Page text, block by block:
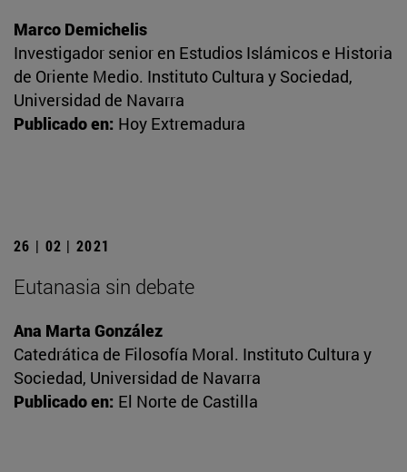
Marco Demichelis
Investigador senior en Estudios Islámicos e Historia
de Oriente Medio. Instituto Cultura y Sociedad,
Universidad de Navarra
Publicado en: Hoy Extremadura
26 | 02 | 2021
Eutanasia sin debate
Ana Marta González
Catedrática de Filosofía Moral. Instituto Cultura y
Sociedad, Universidad de Navarra
Publicado en: El Norte de Castilla